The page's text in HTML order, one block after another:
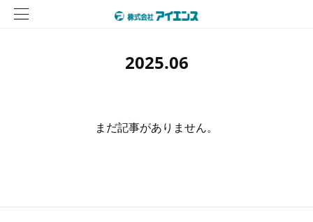
2025.06
まだ記事がありません。